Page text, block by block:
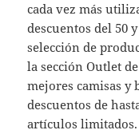
cada vez más
descuentos del 50
selección de
la sección Outlet
mejores camisas y
descuentos de
artículos limitados.